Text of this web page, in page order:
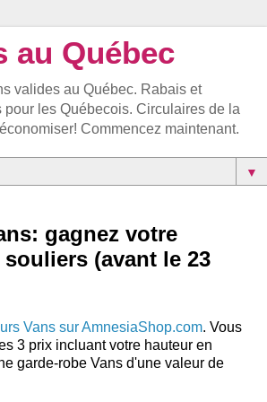
au Québec
valides au Québec. Rabais et
les Québecois. Circulaires de la
Commencez maintenant.
▼
gagnez votre
(avant le 23
Vans sur AmnesiaShop.com. Vous
3 prix incluant votre hauteur en
garde-robe Vans d'une valeur de